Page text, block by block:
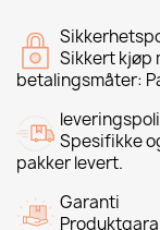
Sikkert kjøp
betalingsmåter:
Spesifikke
pakker levert.
Garanti